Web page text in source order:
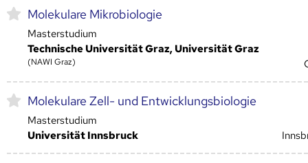
Molekulare Mikrobiologie
Masterstudium
Technische Universität Graz, Universität Graz
(NAWI Graz)
Molekulare Zell- und Entwicklungsbiologie
Masterstudium
Universität Innsbruck